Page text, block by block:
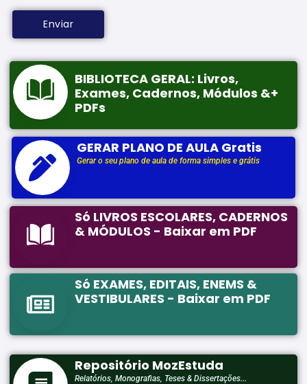
BIBLIOTECA GERAL: Livros,
Exames, Cadernos, Módulos &+
PDFs
GERAR PLANO DE AULA Gratis
Gerar o seu plano de aula de forma simples e grátis
Só LIVROS ESCOLARES, CADERNOS
& MÓDULOS - Baixar em PDF
Só EXAMES, EDITAIS, ENEMS &
VESTIBULARES - Baixar em PDF
Repositório MozEstuda
Relatórios, Monografias, Teses & Dissertações...